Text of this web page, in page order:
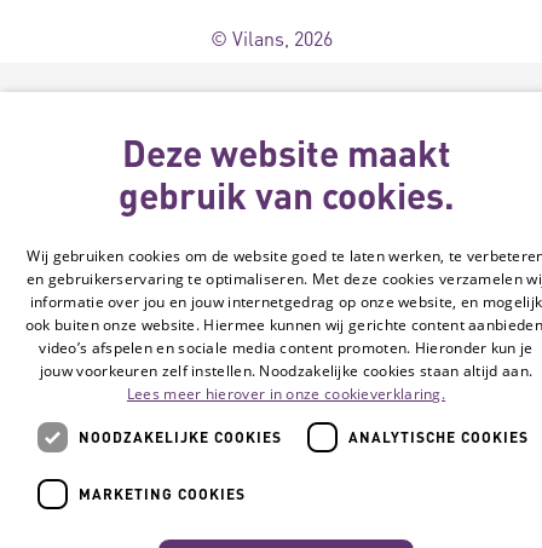
© Vilans, 2026
Deze website maakt
gebruik van cookies.
Wij gebruiken cookies om de website goed te laten werken, te
en gebruikerservaring te optimaliseren. Met deze cookies verzamelen
informatie over jou en jouw internetgedrag op onze website, en mogelijk
ook buiten onze website. Hiermee kunnen wij gerichte content
video’s afspelen en sociale media content promoten. Hieronder kun je
jouw voorkeuren zelf instellen. Noodzakelijke cookies staan altijd aan.
Lees meer hierover in onze cookieverklaring.
NOODZAKELIJKE COOKIES ANALYTISCHE COOKIES
MARKETING COOKIES